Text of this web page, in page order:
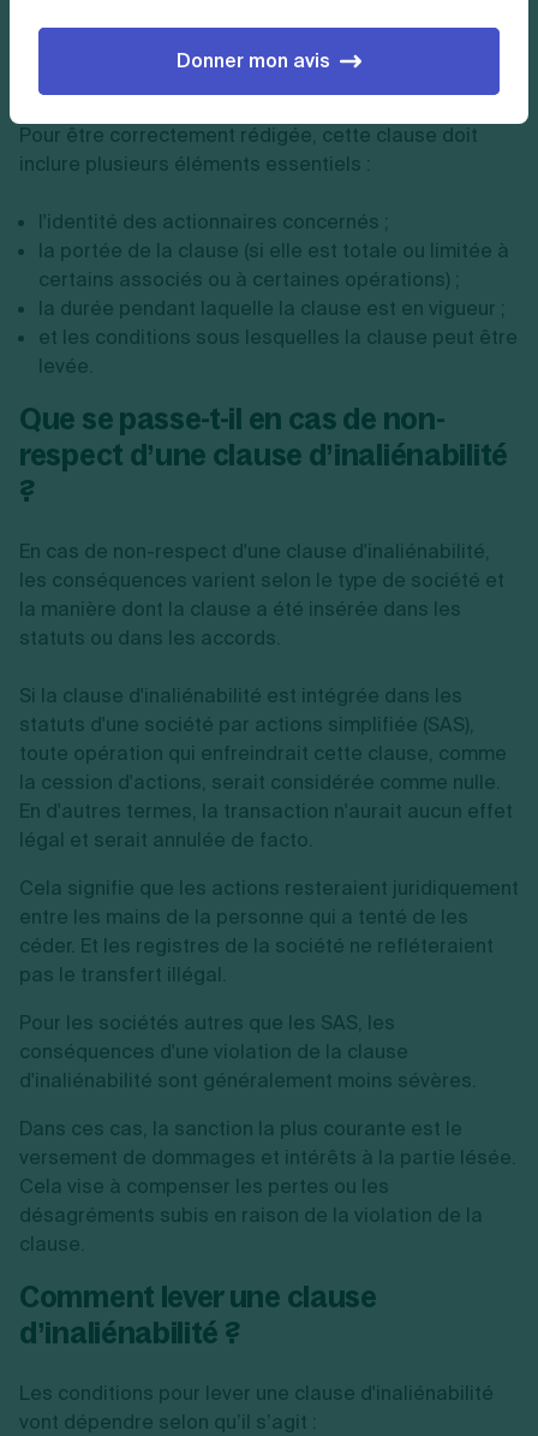
(SAS), la clause d'inaliénabilité peut être insérée dans
les statuts de la société ou dans un pacte extra-
statutaire.
Pour être correctement rédigée, cette clause doit
inclure plusieurs éléments essentiels :
l'identité des actionnaires concernés ;
la portée de la clause (si elle est totale ou limitée à
certains associés ou à certaines opérations) ;
la durée pendant laquelle la clause est en vigueur ;
et les conditions sous lesquelles la clause peut être
levée.
Que se passe-t-il en cas de non-
respect d’une clause d’inaliénabilité
?
En cas de non-respect d'une clause d'inaliénabilité,
les conséquences varient selon le type de société et
la manière dont la clause a été insérée dans les
statuts ou dans les accords.
Si la clause d'inaliénabilité est intégrée dans les
statuts d'une société par actions simplifiée (SAS),
toute opération qui enfreindrait cette clause, comme
la cession d'actions, serait considérée comme nulle.
En d'autres termes, la transaction n'aurait aucun effet
légal et serait annulée de facto.
Cela signifie que les actions resteraient juridiquement
entre les mains de la personne qui a tenté de les
céder. Et les registres de la société ne refléteraient
pas le transfert illégal.
Pour les sociétés autres que les SAS, les
conséquences d'une violation de la clause
d'inaliénabilité sont généralement moins sévères.
Dans ces cas, la sanction la plus courante est le
versement de dommages et intérêts à la partie lésée.
Cela vise à compenser les pertes ou les
désagréments subis en raison de la violation de la
clause.
Comment lever une clause
d’inaliénabilité ?
Les conditions pour lever une clause d'inaliénabilité
vont dépendre selon qu’il s’agit :
Donner mon avis